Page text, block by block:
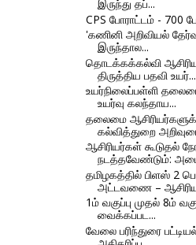
இருந்து தப்...
CPS போராட்டம் - 700
'கணினி அறிவியல்
இருந்தால...
தொடக்கக்கல்வி
திருத்திய பதவி உயர்...
உயர்நிலைப்பள்ளி
உயர்வு கலந்தாய...
தலைமை
கல்வித்துறை
ஆசிரியர்கள் கூடுதல்
நடத்தவேண்டும்:
தமிழகத்தில் பிளஸ் 2
அட்டவணை –
1ம் வகுப்பு முதல் 8ம்
வைக்கப்பட...
வேலை பரிந்துரை